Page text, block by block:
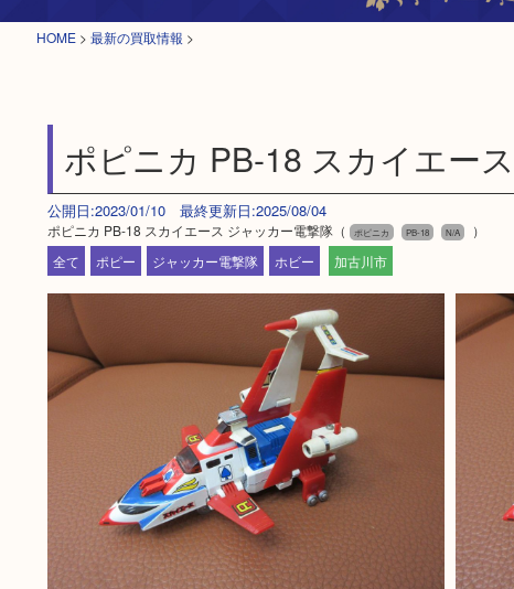
HOME > 最新の買取情報 >
ポピニカ PB-18 スカイエー
公開日:2023/01/10 最終更新日:2025/08/04
ポピニカ PB-18 スカイエース ジャッカー電撃隊（ ポピニカ PB-18 N/A
）
全て
ポピー ジャッカー電撃隊 ホビー 加古川市